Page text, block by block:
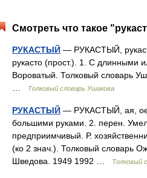
Смотреть что такое
РУКАСТЫЙ — РУКАСТЫЙ,
рукасто (прост.). 1. С длинными
Вороватый. Толковый словарь
Толковый словарь Ушакова
РУКАСТЫЙ — РУКАСТЫЙ, ая, ое;
большими руками. 2. перен.
предприимчивый. Р.
(ко 2 знач.). Толковый словарь
Шведова. 1949 1992 …
Толковый